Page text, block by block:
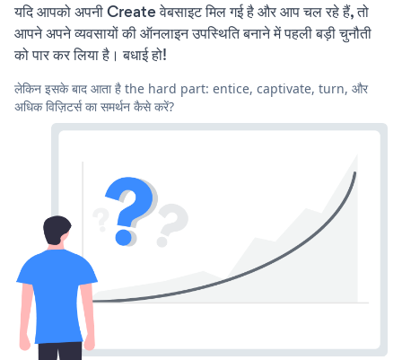
यदि आपको अपनी Create वेबसाइट मिल गई है और आप चल रहे हैं, तो
आपने अपने व्यवसायों की ऑनलाइन उपस्थिति बनाने में पहली बड़ी चुनौती
को पार कर लिया है। बधाई हो!
लेकिन इसके बाद आता है the hard part: entice, captivate, turn, और
अधिक विज़िटर्स का समर्थन कैसे करें?